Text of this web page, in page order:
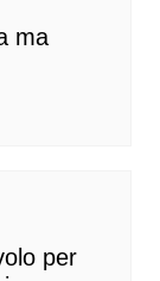
ma
per